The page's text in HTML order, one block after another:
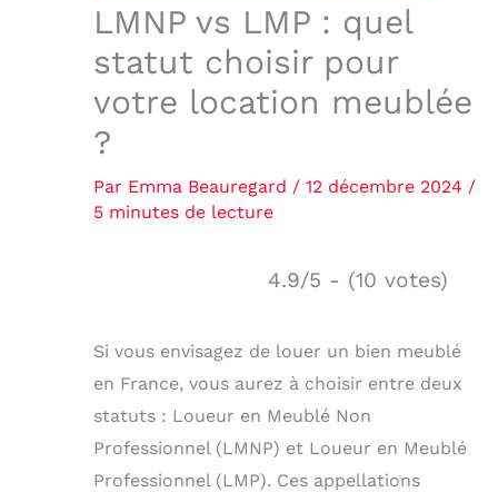
LMNP vs LMP : quel
statut choisir pour
votre location meublée
?
Par Emma Beauregard / 12 décembre 2024 /
5 minutes de lecture
4.9/5 - (10 votes)
Si vous envisagez de louer un bien meublé
en France, vous aurez à choisir entre deux
statuts : Loueur en Meublé Non
Professionnel (LMNP) et Loueur en Meublé
Professionnel (LMP). Ces appellations